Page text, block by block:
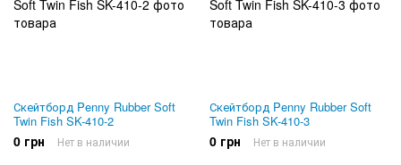
Скейтборд Penny Rubber Soft
Twin Fish SK-410-2
0 грн Нет в наличии
Скейтборд Penny Rubber Soft
Twin Fish SK-410-3
0 грн Нет в наличии